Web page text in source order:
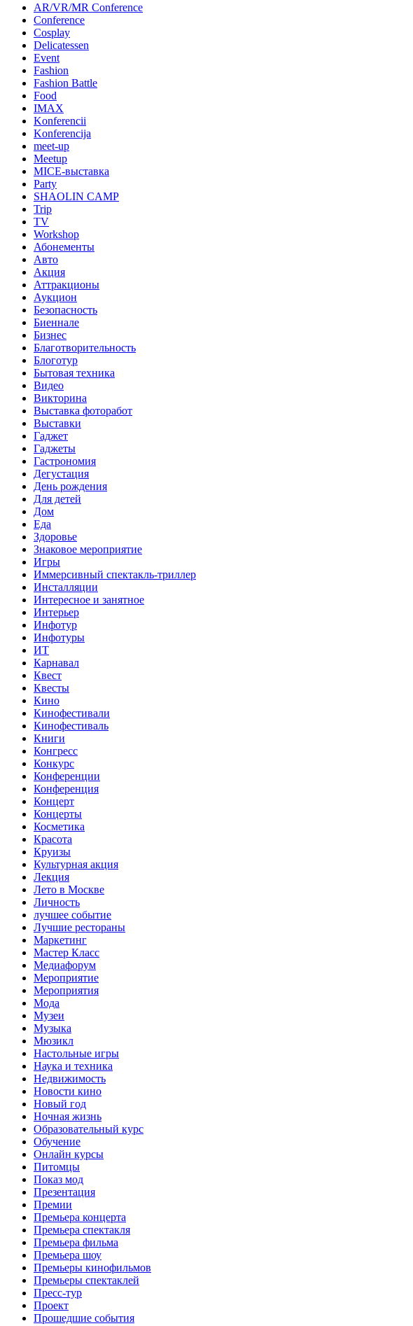
AR/VR/MR Conference
Conference
Cosplay
Delicatessen
Event
Fashion
Fashion Battle
Food
IMAX
Konferencii
Konferencija
meet-up
Meetup
MICE-выставка
Party
SHAOLIN CAMP
Trip
TV
Workshop
Абонементы
Авто
Акция
Аттракционы
Аукцион
Безопасность
Биеннале
Бизнес
Благотворительность
Блоготур
Бытовая техника
Видео
Викторина
Выставка фоторабот
Выставки
Гаджет
Гаджеты
Гастрономия
Дегустация
День рождения
Для детей
Дом
Еда
Здоровье
Знаковое мероприятие
Игры
Иммерсивный спектакль-триллер
Инсталляции
Интересное и занятное
Интерьер
Инфотур
Инфотуры
ИТ
Карнавал
Квест
Квесты
Кино
Кинофестивали
Кинофестиваль
Книги
Конгресс
Конкурс
Конференции
Конференция
Концерт
Концерты
Косметика
Красота
Круизы
Культурная акция
Лекция
Лето в Москве
Личность
лучшее событие
Лучшие рестораны
Маркетинг
Мастер Класс
Медиафорум
Мероприятие
Мероприятия
Мода
Музеи
Музыка
Мюзикл
Настольные игры
Наука и техника
Недвижимость
Новости кино
Новый год
Ночная жизнь
Образовательный курс
Обучение
Онлайн курсы
Питомцы
Показ мод
Презентация
Премии
Премьера концерта
Премьера спектакля
Премьера фильма
Премьера шоу
Премьеры кинофильмов
Премьеры спектаклей
Пресс-тур
Проект
Прошедшие события